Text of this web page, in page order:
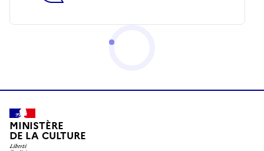
MINISTÈRE
DE LA CULTURE